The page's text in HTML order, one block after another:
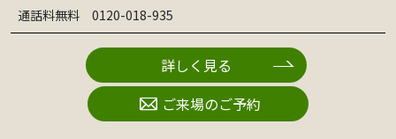
通話料無料 0120-018-935
詳しく見る
ご来場のご予約